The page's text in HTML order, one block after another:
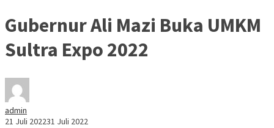
Gubernur Ali Mazi Buka UMKM
Sultra Expo 2022
admin
21 Juli 202231 Juli 2022